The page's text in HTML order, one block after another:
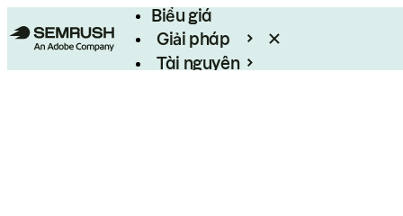
Biểu giá
Giải pháp
Tài nguyên